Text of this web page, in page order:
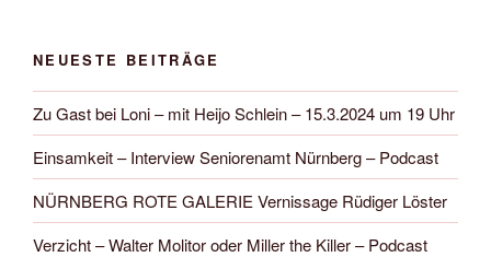
NEUESTE BEITRÄGE
Zu Gast bei Loni – mit Heijo Schlein – 15.3.2024 um 19 Uhr
Einsamkeit – Interview Seniorenamt Nürnberg – Podcast
NÜRNBERG ROTE GALERIE Vernissage Rüdiger Löster
Verzicht – Walter Molitor oder Miller the Killer – Podcast